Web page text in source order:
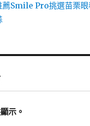
薦Smile Pro挑選苗栗
示。